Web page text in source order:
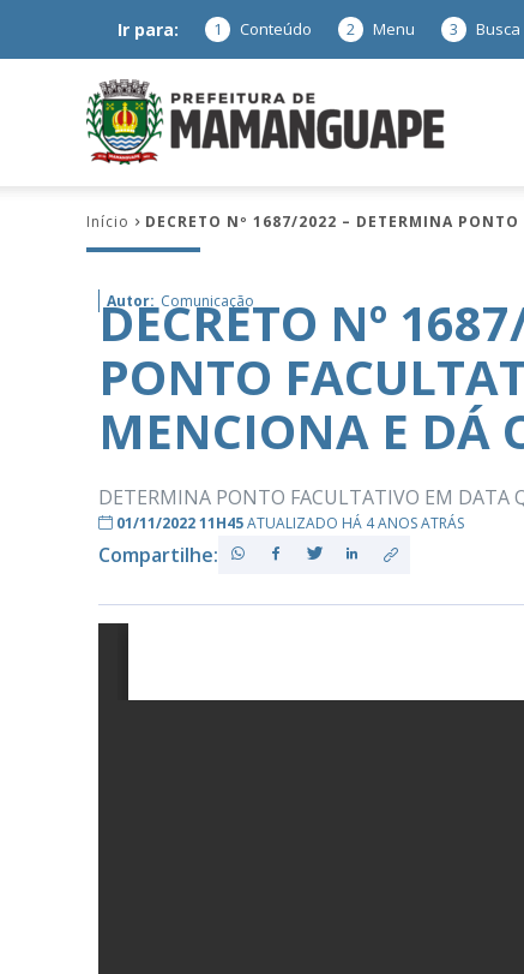
Ir para: 1 Conteúdo 2 Menu 3 Busca
–
Início DECRETO Nº 1687/2022 – DETERMINA
Autor: Comunicação
DECRETO Nº
PONTO
MENCIONA E DÁ
DETERMINA PONTO FACULTATIVO EM DATA
01/11/2022 11H45ATUALIZADO HÁ 4 ANOS ATRÁS
Compartilhe: